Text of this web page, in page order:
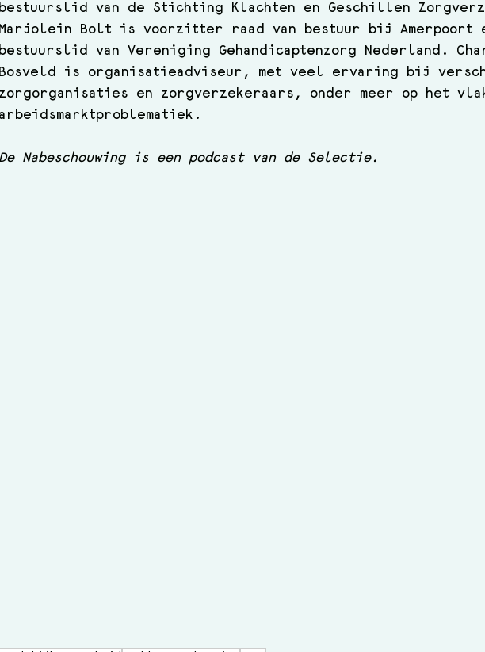
bestuurslid van de Stichting Klachten en Geschillen
Marjolein Bolt is voorzitter raad van bestuur bij Amerpoort
bestuurslid van Vereniging Gehandicaptenzorg Nederland.
Bosveld is organisatieadviseur, met veel ervaring bij
zorgorganisaties en zorgverzekeraars, onder meer op het
arbeidsmarktproblematiek.
De Nabeschouwing is een podcast van de Selectie.